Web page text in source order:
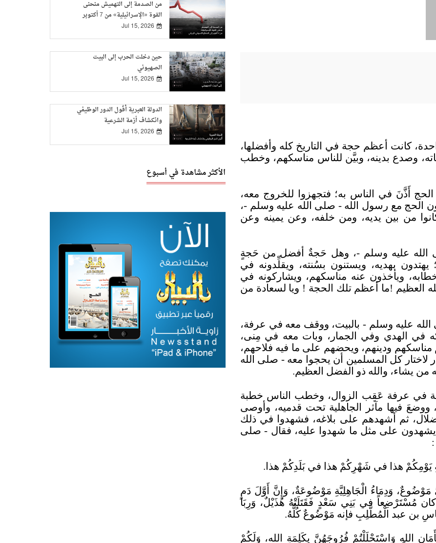
كانت أعظم حجة في التاريخ كله وأفضلها،
وصدع بدينه، وبيَّن للناس مناسكهم، وخطب
أَذَّنَ في الناس به؛ فتجهزوا للخروج معه،
الحج مع رسول الله - صلى الله عليه وسلم -،
من بين يديه، ومن خلفه، وعن يمينه وعن
الله عليه وسلم -، وهل حَجةٌ أفضل من حَجةٍ
بهديه، ويستنون بسُنته، ويقلِّدونه في
خطابه، ويأخذون عنه مناسكهم، ويشاركونه في
العظيم !ما أعظم تلك الحجة ! ويا لسعادة من
عليه وسلم - بالبيت، ووقف معه في عرفة،
في الهدي وفي الجمار، وبات معه في مِنى،
ودينهم، ويحضهم على ما فيه فلاحهم،
لاختار كل المسلمين أن يحجوا معه - صلى الله
يشاء، والله ذو الفضل العظيم.
في عرفة عَقِب الزوال، وخطب الناس خطبة
ووضعَ فيها مآثر الجاهلية تحت قدميه، وأوصى
ثم أشهدهم على بلاغه، فشهدوا في ذلك
يشهدون على مثل ما شهدوا عليه، فقال - صلى
:
يَوْمِكُمْ هذا في شَهْرِكُمْ هذا في بَلَدِكُمْ هذا.
وَدِمَاءُ الْجَاهِلِيَّةِ مَوْضُوعَةٌ، وَإِنَّ أَوَّلَ دَمٍ
مُسْتَرْضِعاً في بَنِي سَعْدٍ فَقَتَلَتْهُ هُذَيْلٌ، وَرِبَا
بن عبد الْمُطَّلِبِ فإنه مَوْضُوعٌ كُلُّهُ.
الله وَاسْتَحْلَلْتُمْ فُرُوجَهُنَّ بِكَلِمَةِ الله، وَلَكُمْ
من الصدمة إلى التهميش منحنى
القوة «الإسرائيلية» من 7 أكتوبر
إلى الاتفاق الأمريكي-الإيراني
Jul 15, 2026
حين دخلت الحرب إلى البيت
الصهيوني
Jul 15, 2026
الدولة العبرية أُفُول الدور الوظيفي
وانكشاف أزمة الشرعية
Jul 15, 2026
الأكثر مشاهدة في أسبوع